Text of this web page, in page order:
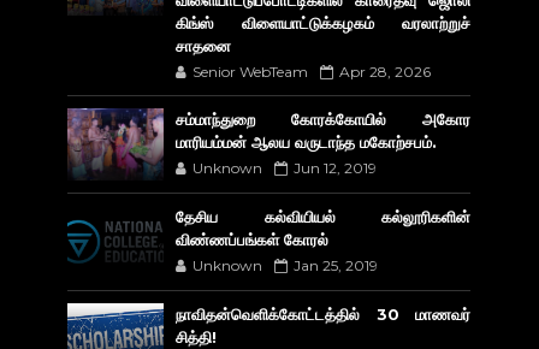
கிங்ஸ் விளையாட்டுக்கழகம் வரலாற்றுச்
சாதனை
Senior WebTeam Apr 28, 2026
சம்மாந்துறை கோரக்கோயில் அகோர​
மாரியம்மன் ஆலய வருடாந்த மகோற்சபம்.
Unknown Jun 12, 2019
தேசிய கல்வியியல் கல்லூரிகளின்
விண்ணப்பங்கள் கோரல்
Unknown Jan 25, 2019
நாவிதன்வெளிக்கோட்டத்தில் 30 மாணவர்
சித்தி!